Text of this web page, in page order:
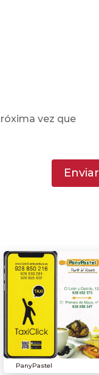
vez que
Enviar
PanyPastel